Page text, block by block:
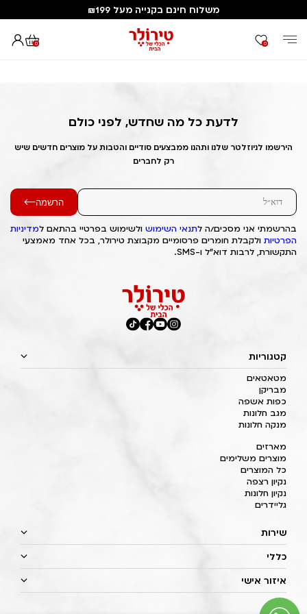
משלוח חינם בקנייה מעל ₪199
0 0
דף הבית Out of Stock Alert 2025/07/08 1751994514
לדעת כל מה שחדש, לפני כולם
הירשמו לניוזלטר שלנו ותהנו ממבצעים סודיים והטבות על מוצרים חדשים שיש
רק לחברים
הרשמה
בהרשמתי אני מסכים/ה לתנאי השימוש ולשימוש בפרטיי בהתאם למדיניות
הפרטיות ולקבלת חומרים פרסומיים מקבוצת טירולר, בכל אחד מאמצעי
התקשורת, לרבות דוא"ל ו-SMS.
קטגוריות
מטאטאים
מבריקן
כפות אשפה
מגב חלונות
מנקה חלונות
מארזים
מוצרים משלימים
כל המוצרים
נקיון רצפה
נקיון חלונות
גליידרים
שירות
כללי
איזור אישי